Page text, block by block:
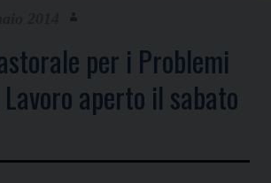
per i Problemi
aperto il sabato